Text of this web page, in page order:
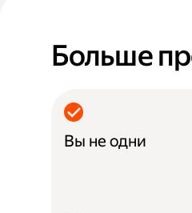
Больше
Вы не одни